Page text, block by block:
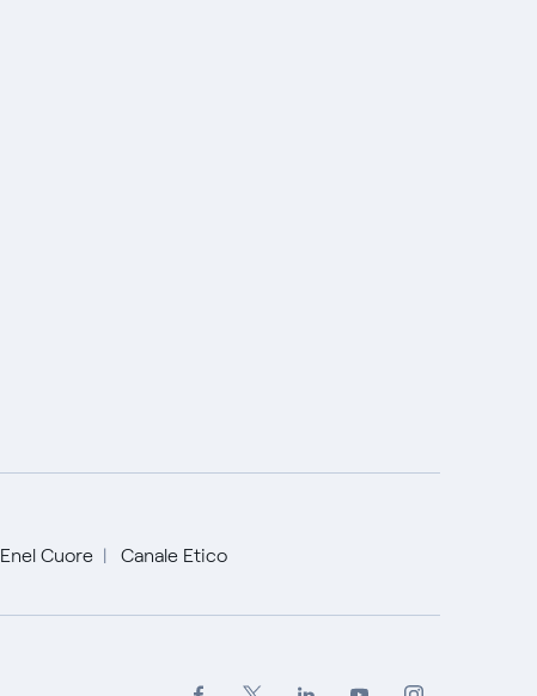
Enel Cuore Canale Etico